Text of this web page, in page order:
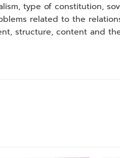
type of constitution,
related to the
structure, content and